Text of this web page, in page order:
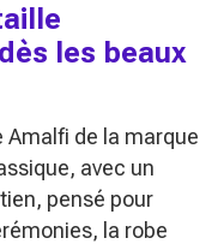
les beaux
de la marque
avec un
pensé pour
la robe